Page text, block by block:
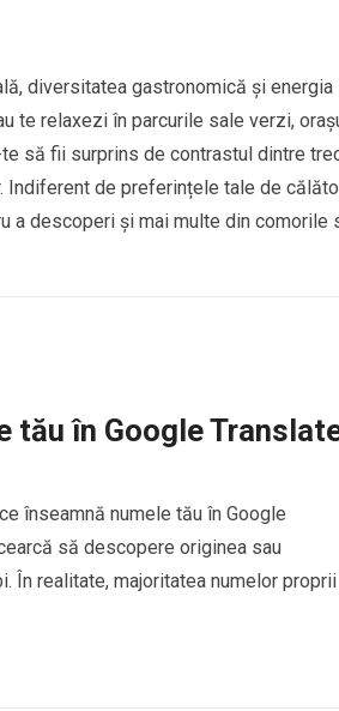
diversitatea gastronomică și energia
te relaxezi în parcurile sale verzi,
să fii surprins de contrastul dintre
Indiferent de preferințele tale de
a descoperi și mai multe din comorile
tău în Google
înseamnă numele tău în Google
să descopere originea sau
În realitate, majoritatea numelor proprii